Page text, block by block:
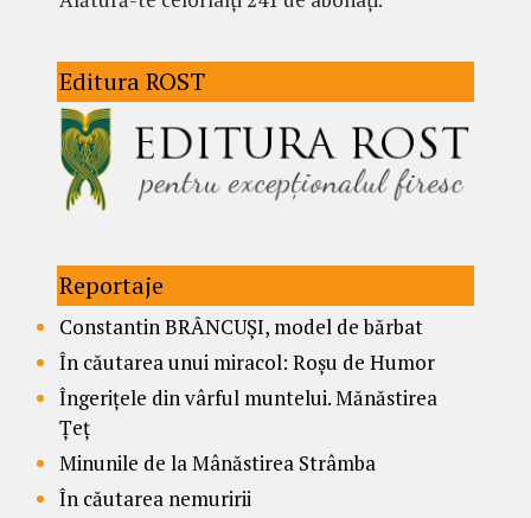
Editura ROST
Reportaje
Constantin BRÂNCUȘI, model de bărbat
În căutarea unui miracol: Roșu de Humor
Îngerițele din vârful muntelui. Mănăstirea
Țeț
Minunile de la Mânăstirea Strâmba
În căutarea nemuririi